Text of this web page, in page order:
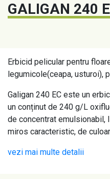
GALIGAN 240
Erbicid pelicular pentru
legumicole(ceapa, usturoi),
Galigan 240 EC este un
un conținut de 240 g/L
de concentrat emulsionabil,
miros caracteristic, de
vezi mai multe detalii